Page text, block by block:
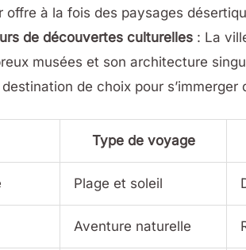
offre à la fois des paysages
de découvertes culturelles : La
musées et son architecture
de choix pour
Type de voyage
Plage et soleil
Aventure naturelle